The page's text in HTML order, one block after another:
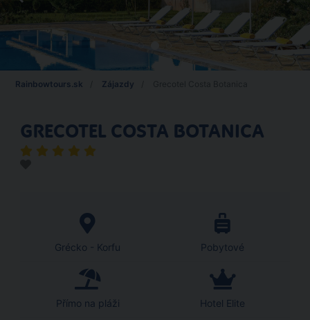
Rainbowtours.sk Zájazdy
GRECOTEL COSTA BOTANICA
Grécko - Korfu Pobytové
Přímo na pláži Hotel Elite